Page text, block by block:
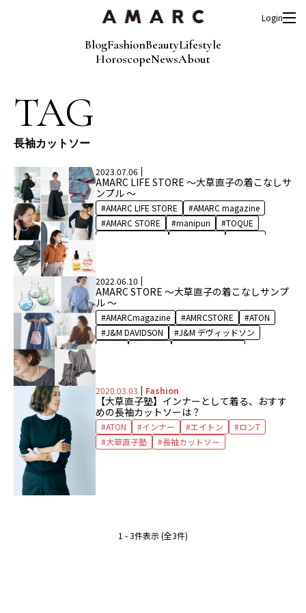
BlogFashionBeautyLifestyle
HoroscopeNewsAbout
Login
TAG
長袖カットソー
2023.07.06
AMARC LIFE STORE 〜大草直子の着こなしサ
ンプル 〜
AMARC LIFE STORE
AMARC magazine
AMARC STORE
manipuri
TOQUE
イヤリング
とろみシャツ
パッキングポーチ
ピアス
ブラウス
フレアコート
ボーダー
ボーダーカットソー
ポーチ
ポーチセット
ボンマジック
マニプリ
リバーシブル
2022.06.10
AMARC STORE 〜大草直子の着こなしサンプ
ル 〜
AMARCmagazine AMRCSTORE
ATON
J&M DAVIDSON
J&M デヴィッドソン
ネックレス
ファーカシミヤ
ボンマジック
ワンピース 長袖カットソー
2020.03.03 Fashion
【大草直子塾】インナーとして着る、おすす
めの長袖カットソーは？
ATON インナー エイトン
ロンT
大草直子塾
長袖カットソー
1 - 3件表示 (全3件)